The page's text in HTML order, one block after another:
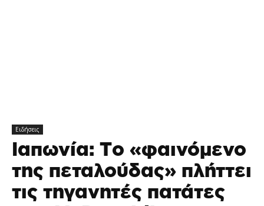
Ειδήσεις
Ιαπωνία: Tο «φαινόμενο
της πεταλούδας» πλήττει
τις τηγανητές πατάτες